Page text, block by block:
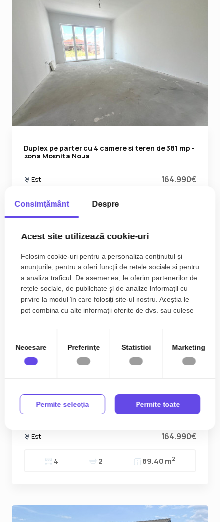
Duplex pe parter cu 4 camere si teren de 381 mp -
zona Mosnita Noua
Est 164.990€
4 2
Duplex cu 4 camere si teren de 381 mp - zona
Mosnita Noua
Est 164.990€
4 2 89.40 m2
Consimţământ Despre
Acest site utilizează cookie-uri
Folosim cookie-uri pentru a personaliza conținutul și
anunțurile, pentru a oferi funcţii de rețele sociale și pentru
a analiza traficul. De asemenea, le oferim partenerilor de
rețele sociale, de publicitate şi de analize informații cu
privire la modul în care folosiți site-ul nostru. Aceștia le
pot combina cu alte informații oferite de dvs. sau culese
Necesare Preferinţe Statistici Marketing
Permite selecţia Permite toate